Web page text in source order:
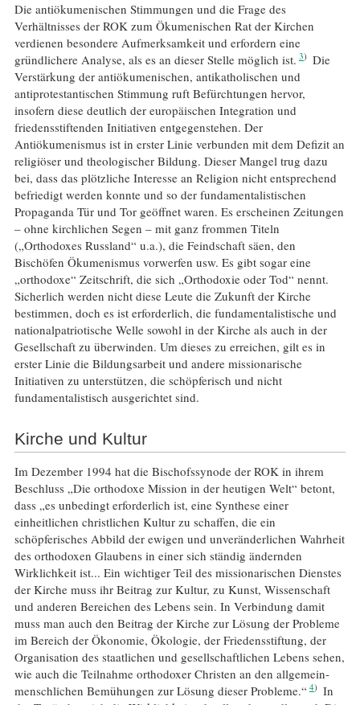
Die antiökumenischen Stimmungen und die Frage des
Verhältnisses der ROK zum Ökumenischen Rat der Kirchen
verdienen besondere Aufmerksamkeit und erfordern eine
gründlichere Analyse, als es an dieser Stelle möglich ist. 3
Die
Verstärkung der antiökumenischen, antikatholischen und
antiprotestantischen Stimmung ruft Befürchtungen hervor,
insofern diese deutlich der europäischen Integration und
friedensstiftenden Initiativen entgegenstehen. Der
Antiökumenismus ist in erster Linie verbunden mit dem Defizit an
religiöser und theologischer Bildung. Dieser Mangel trug dazu
bei, dass das plötzliche Interesse an Religion nicht entsprechend
befriedigt werden konnte und so der fundamentalistischen
Propaganda Tür und Tor geöffnet waren. Es erscheinen Zeitungen
– ohne kirchlichen Segen – mit ganz frommen Titeln
(„Orthodoxes Russland“ u.a.), die Feindschaft säen, den
Bischöfen Ökumenismus vorwerfen usw. Es gibt sogar eine
„orthodoxe“ Zeitschrift, die sich „Orthodoxie oder Tod“ nennt.
Sicherlich werden nicht diese Leute die Zukunft der Kirche
bestimmen, doch es ist erforderlich, die fundamentalistische und
nationalpatriotische Welle sowohl in der Kirche als auch in der
Gesellschaft zu überwinden. Um dieses zu erreichen, gilt es in
erster Linie die Bildungsarbeit und andere missionarische
Initiativen zu unterstützen, die schöpferisch und nicht
fundamentalistisch ausgerichtet sind.
Kirche und Kultur
Im Dezember 1994 hat die Bischofssynode der ROK in ihrem
Beschluss „Die orthodoxe Mission in der heutigen Welt“ betont,
dass „es unbedingt erforderlich ist, eine Synthese einer
einheitlichen christlichen Kultur zu schaffen, die ein
schöpferisches Abbild der ewigen und unveränderlichen Wahrheit
des orthodoxen Glaubens in einer sich ständig ändernden
Wirklichkeit ist... Ein wichtiger Teil des missionarischen Dienstes
der Kirche muss ihr Beitrag zur Kultur, zu Kunst, Wissenschaft
und anderen Bereichen des Lebens sein. In Verbindung damit
muss man auch den Beitrag der Kirche zur Lösung der Probleme
im Bereich der Ökonomie, Ökologie, der Friedensstiftung, der
Organisation des staatlichen und gesellschaftlichen Lebens sehen,
wie auch die Teilnahme orthodoxer Christen an den allgemein-
menschlichen Bemühungen zur Lösung dieser Probleme.“ 4
In